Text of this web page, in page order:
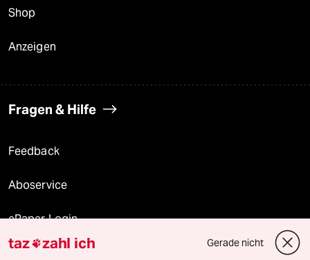
Shop
Anzeigen
Fragen & Hilfe
Feedback
Aboservice
ePaper Login
Downloads für Abonnierende
taz zahl ich Gerade nicht